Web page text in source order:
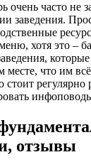
очень часто не
заведения.
хотя это –
которые
месте, что им
стоит регулярно
отзывы